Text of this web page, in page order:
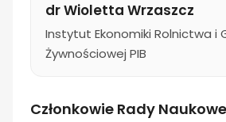
dr Wioletta Wrzaszcz
Instytut Ekonomiki Rolnictwa i
Żywnościowej PIB
Członkowie Rady